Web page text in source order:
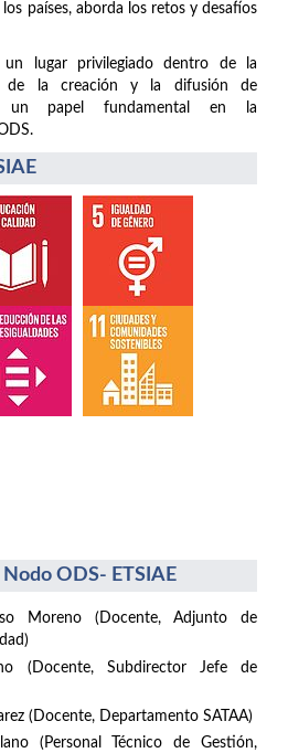
países, aborda los retos y desafíos
un lugar privilegiado dentro de la
de la creación y la difusión de
un papel fundamental en la
ODS- ETSIAE
Moreno (Docente, Adjunto de
(Docente, Subdirector Jefe de
(Docente, Departamento SATAA)
(Personal Técnico de Gestión,